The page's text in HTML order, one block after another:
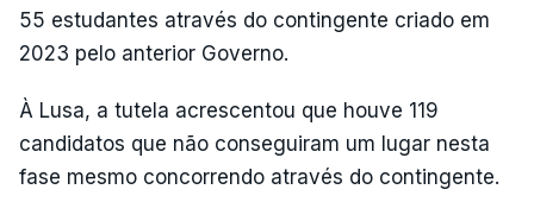
55 estudantes através do contingente criado em
2023 pelo anterior Governo.
À Lusa, a tutela acrescentou que houve 119
candidatos que não conseguiram um lugar nesta
fase mesmo concorrendo através do contingente.